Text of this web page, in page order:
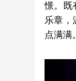
憬。既
乐章，
点满满。